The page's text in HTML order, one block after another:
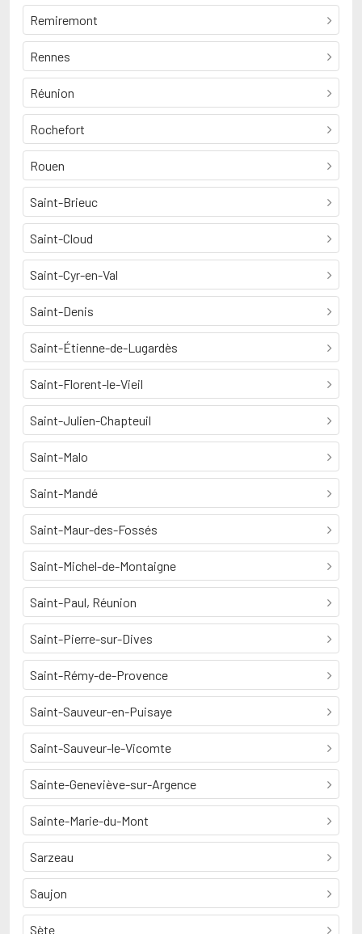
Remiremont
Rennes
Réunion
Rochefort
Rouen
Saint-Brieuc
Saint-Cloud
Saint-Cyr-en-Val
Saint-Denis
Saint-Étienne-de-Lugardès
Saint-Florent-le-Vieil
Saint-Julien-Chapteuil
Saint-Malo
Saint-Mandé
Saint-Maur-des-Fossés
Saint-Michel-de-Montaigne
Saint-Paul, Réunion
Saint-Pierre-sur-Dives
Saint-Rémy-de-Provence
Saint-Sauveur-en-Puisaye
Saint-Sauveur-le-Vicomte
Sainte-Geneviève-sur-Argence
Sainte-Marie-du-Mont
Sarzeau
Saujon
Sète